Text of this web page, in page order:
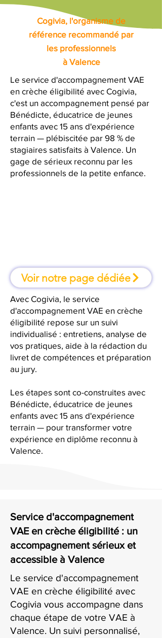
Cogivia, l'organisme de
référence recommandé par
les professionnels
à Valence
Le service d'accompagnement VAE
en crèche éligibilité avec Cogivia,
c'est un accompagnement pensé par
Bénédicte, éducatrice de jeunes
enfants avec 15 ans d'expérience
terrain — plébiscitée par 98 % de
stagiaires satisfaits à Valence. Un
gage de sérieux reconnu par les
professionnels de la petite enfance.
Voir notre page dédiée
Avec Cogivia, le service
d'accompagnement VAE en crèche
éligibilité repose sur un suivi
individualisé : entretiens, analyse de
vos pratiques, aide à la rédaction du
livret de compétences et préparation
au jury.
Les étapes sont co-construites avec
Bénédicte, éducatrice de jeunes
enfants avec 15 ans d'expérience
terrain — pour transformer votre
expérience en diplôme reconnu à
Valence.
Service d'accompagnement
VAE en crèche éligibilité : un
accompagnement sérieux et
accessible à Valence
Le service d'accompagnement
VAE en crèche éligibilité avec
Cogivia vous accompagne dans
chaque étape de votre VAE à
Valence. Un suivi personnalisé,